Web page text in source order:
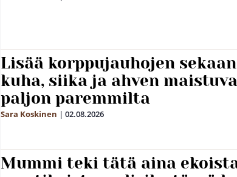
Lisää korppujauhojen
kuha, siika ja ahven
paljon paremmilta
Sara Koskinen | 02.08.2026
Mummi teki tätä aina